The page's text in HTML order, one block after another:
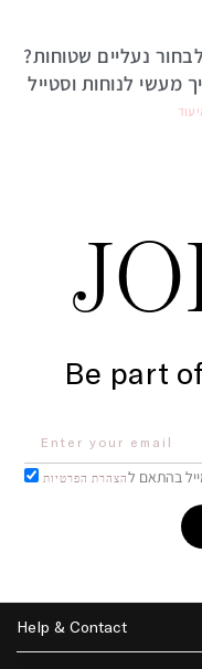
נעליים שטוחות?
מעשי לנוחות וסטייל
Be part
בהתאם להצהרת הפרטיות
Help & Contact